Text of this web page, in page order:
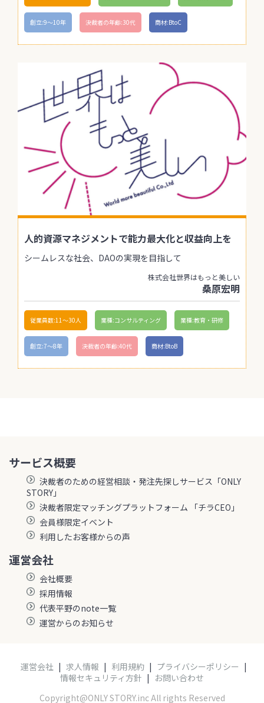
創立:9〜10年 決裁者の年齢:30代 商材:BtoC
人的資源マネジメントで能力最大化と収益向上を
シームレスな社会、DAOの実現を目指して
株式会社世界はもっと美しい
桑原宏明
従業員数:11〜30人 業種:コンサルティング 業種:教育・研修
創立:7〜8年 決裁者の年齢:40代 商材:BtoB
サービス概要
決裁者のための経営相談・発注先探しサービス「ONLY
STORY」
決裁者限定マッチングプラットフォーム 「チラCEO」
会員様限定イベント
利用したお客様からの声
運営会社
会社概要
採用情報
代表平野のnote一覧
運営からのお知らせ
運営会社 | 求人情報 | 利用規約 | プライバシーポリシー |
情報セキュリティ方針 | お問い合わせ
Copyright@ONLY STORY.inc All rights Reserved